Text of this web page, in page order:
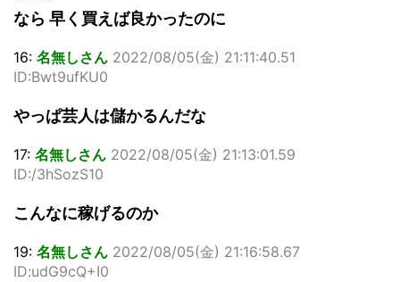
なら 早く買えば良かったのに
16: 名無しさん 2022/08/05(金) 21:11:40.51
ID:Bwt9ufKU0
やっぱ芸人は儲かるんだな
17: 名無しさん 2022/08/05(金) 21:13:01.59
ID:/3hSozS10
こんなに稼げるのか
19: 名無しさん 2022/08/05(金) 21:16:58.67
ID:udG9cQ+I0